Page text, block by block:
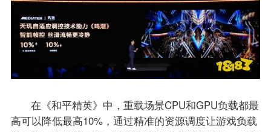
在《和平精英》中，重载场景CPU和GPU负载都最
高可以降低最高10%，通过精准的资源调度让游戏负载